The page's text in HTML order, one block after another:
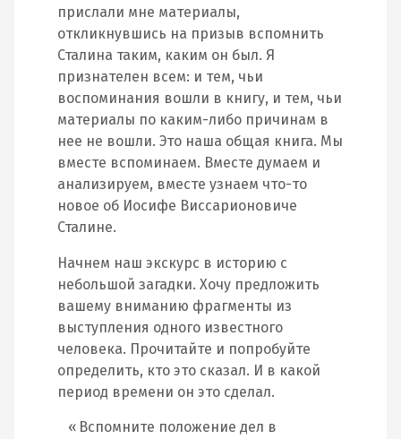
прислали мне материалы,
откликнувшись на призыв вспомнить
Сталина таким, каким он был. Я
признателен всем: и тем, чьи
воспоминания вошли в книгу, и тем, чьи
материалы по каким-либо причинам в
нее не вошли. Это наша общая книга. Мы
вместе вспоминаем. Вместе думаем и
анализируем, вместе узнаем что-то
новое об Иосифе Виссарионовиче
Сталине.
Начнем наш экскурс в историю с
небольшой загадки. Хочу предложить
вашему вниманию фрагменты из
выступления одного известного
человека. Прочитайте и попробуйте
определить, кто это сказал. И в какой
период времени он это сделал.
Вспомните положение дел в